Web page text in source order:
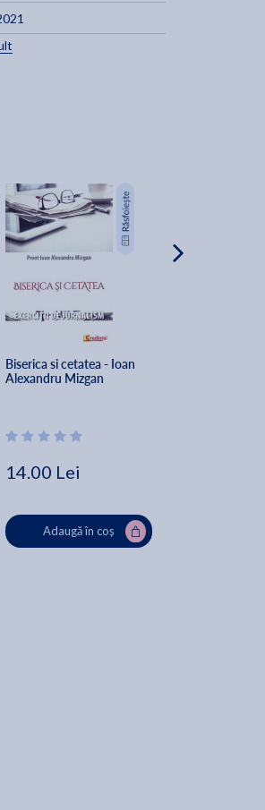
Biserica si cetatea - Ioan
Alexandru Mizgan
14.00 Lei
Adaugă în coș